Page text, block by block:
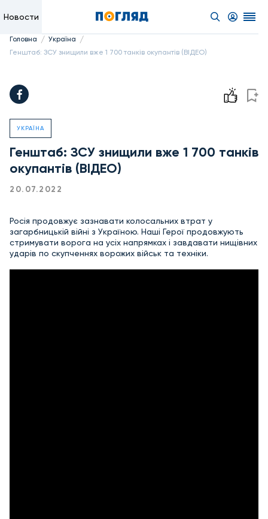
Новости
Головна / Україна /
Генштаб: ЗСУ знищили вже 1 700 танків окупантів (ВІДЕО)
УКРАЇНА
Генштаб: ЗСУ знищили вже 1 700 танків
окупантів (ВІДЕО)
20.07.2022
Росія продовжує зазнавати колосальних втрат у
загарбницькій війні з Україною. Наші Герої продовжують
стримувати ворога на усіх напрямках і завдавати нищівних
ударів по скупченнях ворожих військ та техніки.